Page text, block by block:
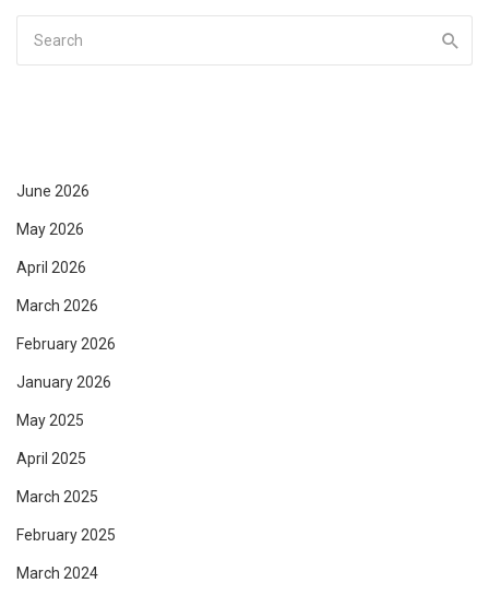
June 2026
May 2026
April 2026
March 2026
February 2026
January 2026
May 2025
April 2025
March 2025
February 2025
March 2024